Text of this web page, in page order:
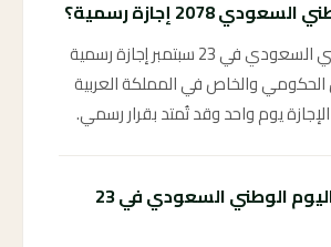
2078 إجازة رسمية؟
نعم، اليوم الوطني السعودي في 23 سبتمبر إجازة رسمية
والخاص في المملكة العربية
يوم واحد وقد تُمتد بقرار رسمي.
لماذا يُحتفل باليوم الوطني السعودي في 23